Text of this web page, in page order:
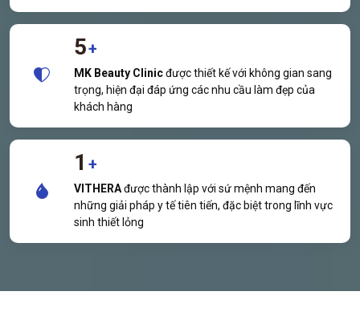
5+
MK Beauty Clinicđược thiết kế với không gian sang
trọng, hiện đại đáp ứng các nhu cầu làm đẹp của
khách hàng
1 +
VITHERAđược thành lập với sứ mệnh mang đến
những giải pháp y tế tiên tiến, đặc biệt trong lĩnh vực
sinh thiết lỏng